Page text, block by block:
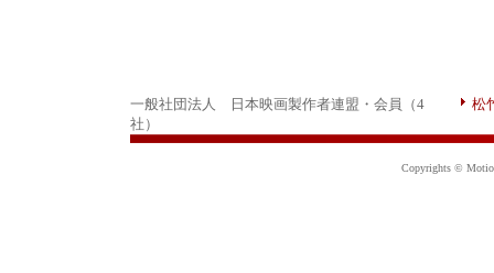
一般社団法人 日本映画製作者連盟・会員（4
社）
松
Copyrights ©